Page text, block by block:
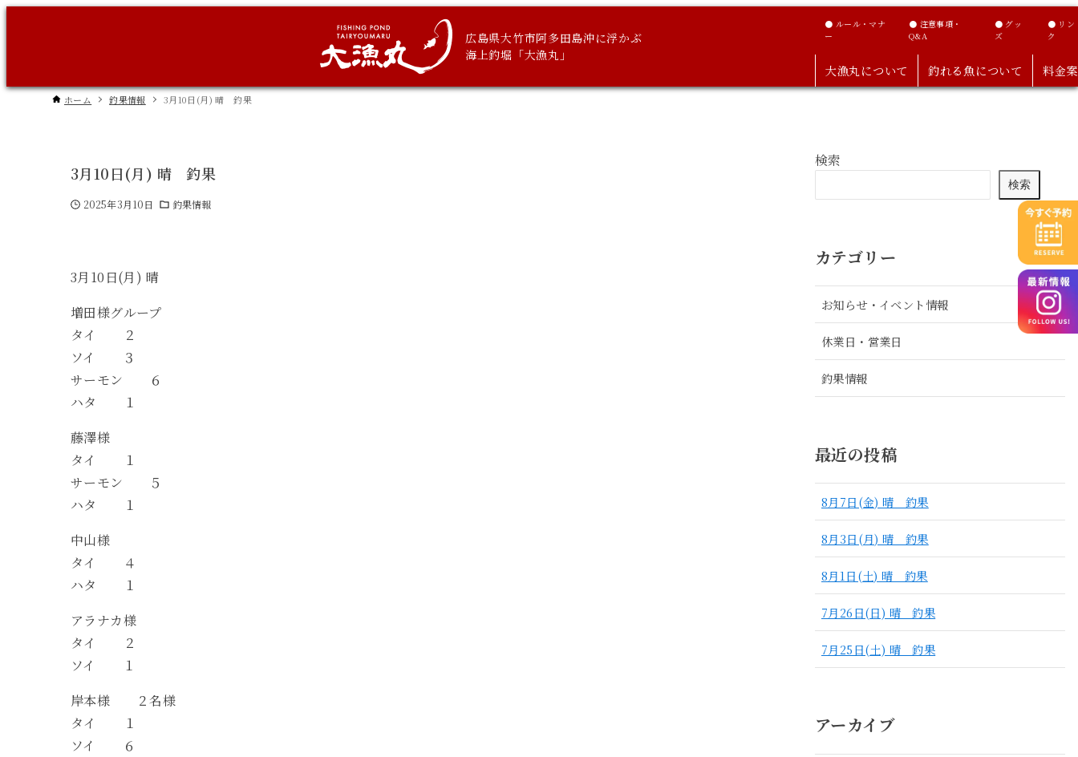
広島県大竹市阿多田島沖に浮かぶ
海上釣堀「大漁丸」
● ルール・マナ
ー
● 注意事項・
Q&A
● グッ
ズ
● リン
ク
大漁丸について 釣れる魚について 料金
ホーム 釣果情報 3月10日(月) 晴 釣果
3月10日(月) 晴 釣果
2025年3月10日 釣果情報
3月10日(月) 晴
増田様グループ
タイ ２
ソイ ３
サーモン ６
ハタ １
藤澤様
タイ １
サーモン ５
ハタ １
中山様
タイ ４
ハタ １
アラナカ様
タイ ２
ソイ １
岸本様 ２名様
タイ １
ソイ ６
検索
検索
カテゴリー
お知らせ・イベント情報
休業日・営業日
釣果情報
最近の投稿
8月7日(金) 晴 釣果
8月3日(月) 晴 釣果
8月1日(土) 晴 釣果
7月26日(日) 晴 釣果
7月25日(土) 晴 釣果
アーカイブ